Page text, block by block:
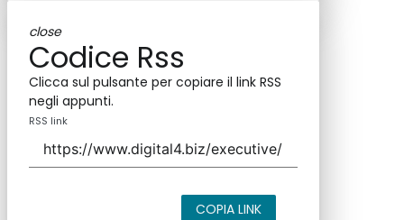
close
Codice Rss
Clicca sul pulsante per copiare il link RSS
negli appunti.
RSS link
COPIA LINK